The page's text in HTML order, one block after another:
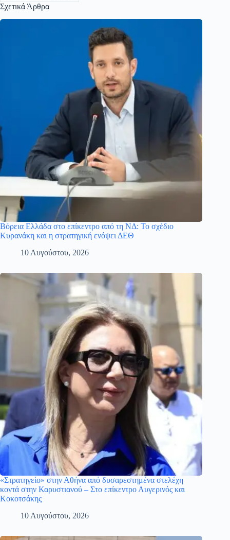
Σχετικά Άρθρα
Βόρεια Ελλάδα στο επίκεντρο από τη ΝΔ: Το σχέδιο
Κυρανάκη και η στρατηγική ενόψει ΔΕΘ
10 Αυγούστου, 2026
«Στρατηγείο» στην Αθήνα από δυσαρεστημένα στελέχη
κοντά στην Καρυστιανού – Στο επίκεντρο Αυγερινός και
Κοκοτσάκης
10 Αυγούστου, 2026